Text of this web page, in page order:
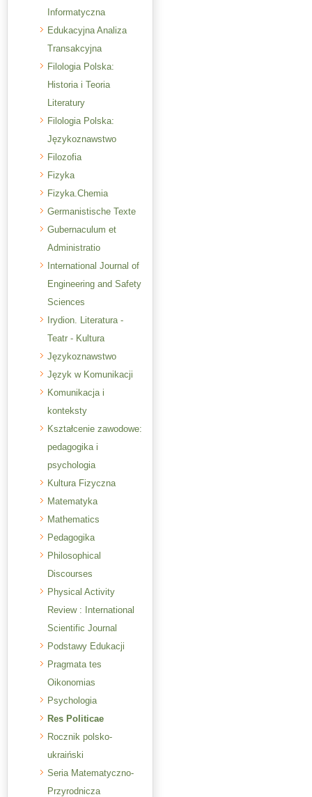
Informatyczna
Edukacyjna Analiza
Transakcyjna
Filologia Polska:
Historia i Teoria
Literatury
Filologia Polska:
Językoznawstwo
Filozofia
Fizyka
Fizyka.Chemia
Germanistische Texte
Gubernaculum et
Administratio
International Journal of
Engineering and Safety
Sciences
Irydion. Literatura -
Teatr - Kultura
Językoznawstwo
Język w Komunikacji
Komunikacja i
konteksty
Kształcenie zawodowe:
pedagogika i
psychologia
Kultura Fizyczna
Matematyka
Mathematics
Pedagogika
Philosophical
Discourses
Physical Activity
Review : International
Scientific Journal
Podstawy Edukacji
Pragmata tes
Oikonomias
Psychologia
Res Politicae
Rocznik polsko-
ukraiński
Seria Matematyczno-
Przyrodnicza